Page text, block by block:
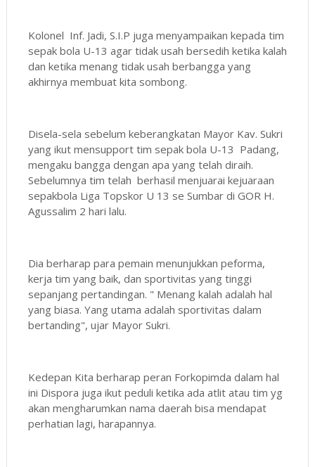
Kolonel Inf. Jadi, S.I.P juga menyampaikan kepada tim
sepak bola U-13 agar tidak usah bersedih ketika kalah
dan ketika menang tidak usah berbangga yang
akhirnya membuat kita sombong.
Disela-sela sebelum keberangkatan Mayor Kav. Sukri
yang ikut mensupport tim sepak bola U-13 Padang,
mengaku bangga dengan apa yang telah diraih.
Sebelumnya tim telah berhasil menjuarai kejuaraan
sepakbola Liga Topskor U 13 se Sumbar di GOR H.
Agussalim 2 hari lalu.
Dia berharap para pemain menunjukkan peforma,
kerja tim yang baik, dan sportivitas yang tinggi
sepanjang pertandingan. " Menang kalah adalah hal
yang biasa. Yang utama adalah sportivitas dalam
bertanding", ujar Mayor Sukri.
Kedepan Kita berharap peran Forkopimda dalam hal
ini Dispora juga ikut peduli ketika ada atlit atau tim yg
akan mengharumkan nama daerah bisa mendapat
perhatian lagi, harapannya.